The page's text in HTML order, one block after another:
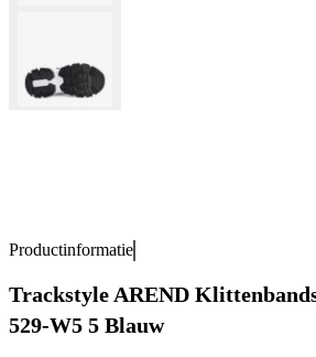
Productinformatie
Trackstyle AREND
529-W5 5 Blauw